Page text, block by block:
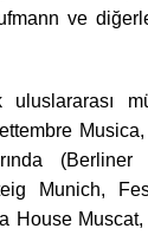
ve
uluslararası
(Berliner
Munich,
House